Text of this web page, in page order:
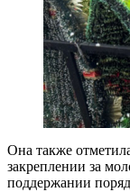
Она также
закреплении за
поддержании